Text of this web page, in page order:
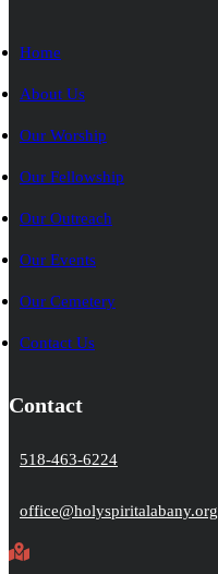
Home
About Us
Our Worship
Our Fellowship
Our Outreach
Our Events
Our Cemetery
Contact Us
Contact
518-463-6224
office@holyspiritalabany.org